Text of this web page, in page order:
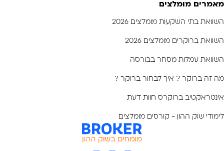
מאמרים מומלצים
השוואת בתי השקעות מומלצים 2026
השוואת ברוקרים מומלצים 2026
השוואת עמלות מסחר בבורסה
מה זה ברוקר ? איך לבחור ברוקר ?
אינטראקטיב ברוקרס חוות דעת
לימודי שוק ההון - קורסים מומלצים